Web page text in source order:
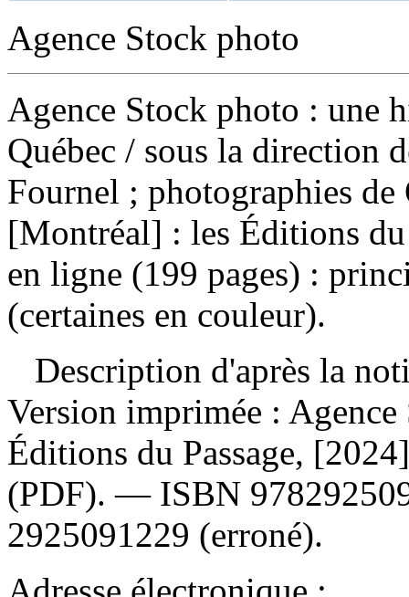
Agence Stock photo
Agence Stock photo : une
Québec / sous la direction
Fournel ; photographies
[Montréal] : les Éditions
en ligne (199 pages) :
(certaines en couleur).
Description d'après la
Version imprimée :
Éditions du Passage,
(PDF). — ISBN
2925091229 (erroné).